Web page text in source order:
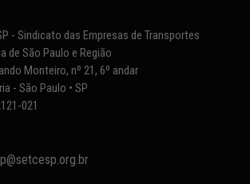
- Sindicato das Empresas de Transportes
de São Paulo e Região
Monteiro, nº 21, 6º andar
- São Paulo • SP
021